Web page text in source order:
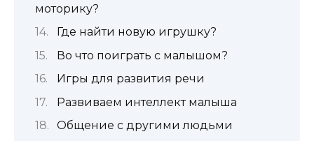
моторику?
Где найти новую игрушку?
Во что поиграть с малышом?
Игры для развития речи
Развиваем интеллект малыша
Общение с другими людьми